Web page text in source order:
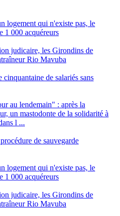
logement qui n'existe pas, le
1 000 acquéreurs
judicaire, les Girondins de
Rio Mavuba
de salariés sans
au lendemain" : après la
un mastodonte de la solidarité à
l ...
de sauvegarde
logement qui n'existe pas, le
1 000 acquéreurs
judicaire, les Girondins de
Rio Mavuba